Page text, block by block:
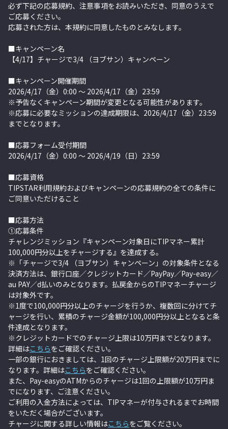
必ず下記の応募規約、注意事項をお読みいただき、同意のうえで
ご応募ください。
応募された方は、本規約に同意したものとみなします。
■キャンペーン名
【4/17】チャージで3/4 （ヨブサン）キャンペーン
■キャンペーン開催期間
2026/4/17（金）0:00 〜 2026/4/17（金）23:59
※予告なくキャンペーン期間が変更となる可能性があります。
※応募に必要なミッションの達成期限は、 2026/4/17（金）23:59
までとなります。
■応募フォーム受付期間
2026/4/17（金）0:00 〜 2026/4/19（日）23:59
■応募資格
TIPSTAR利用規約およびキャンペーンの応募規約の全ての条件に
ご同意いただけること
■応募方法
①応募条件
チャレンジミッション『キャンペーン対象日にTIPマネー累計
100,000円分以上をチャージする』を達成する。
※「チャージで3/4 （ヨブサン）キャンペーン」の対象条件となる
決済方法は、銀行口座／クレジットカード／PayPay／Pay-easy／
au PAY／d払いのみとなります。払戻金からのTIPマネーチャージ
は対象外です。
※1度で100,000円分以上のチャージを行うか、複数回に分けてチ
ャージを行い、累積のチャージ金額が100,000円分以上となると条
件達成となります。
※クレジットカードでのチャージ上限は10万円までとなります。
詳細はこちらをご確認ください。
一部の銀行におきましては、1回のチャージ上限額が20万円までに
なります。詳細はこちらをご確認ください。
また、Pay-easyのATMからのチャージは1回の上限額が10万円ま
でになります、ご注意ください。
ご利用の入金方法によっては、TIPマネーが付与されるまでお時間
をいただく場合がございます。
チャージに関する詳しい情報はこちらをご覧ください。